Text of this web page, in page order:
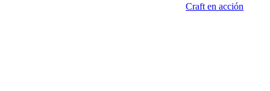
Craft en acción